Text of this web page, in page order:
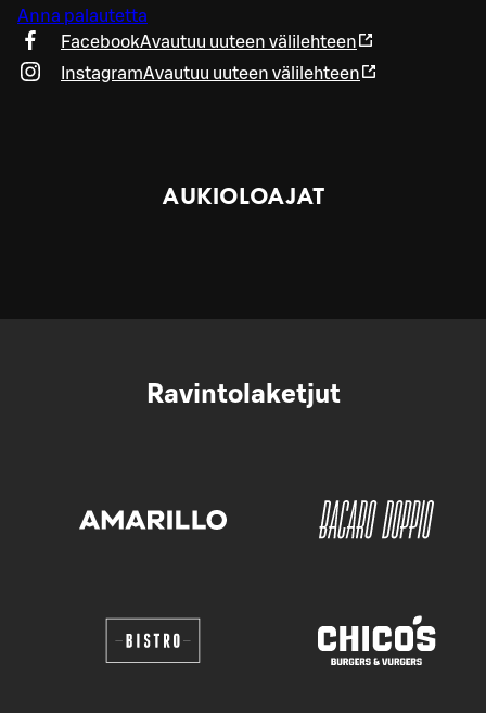
Anna palautetta
FacebookAvautuu uuteen välilehteen
InstagramAvautuu uuteen välilehteen
AUKIOLOAJAT
Ravintolaketjut